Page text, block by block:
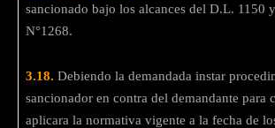
sancionado bajo los alcances del D.L. 1150
N°1268.
3.18. Debiendo la demandada instar
sancionador en contra del demandante para
aplicara la normativa vigente a la fecha de